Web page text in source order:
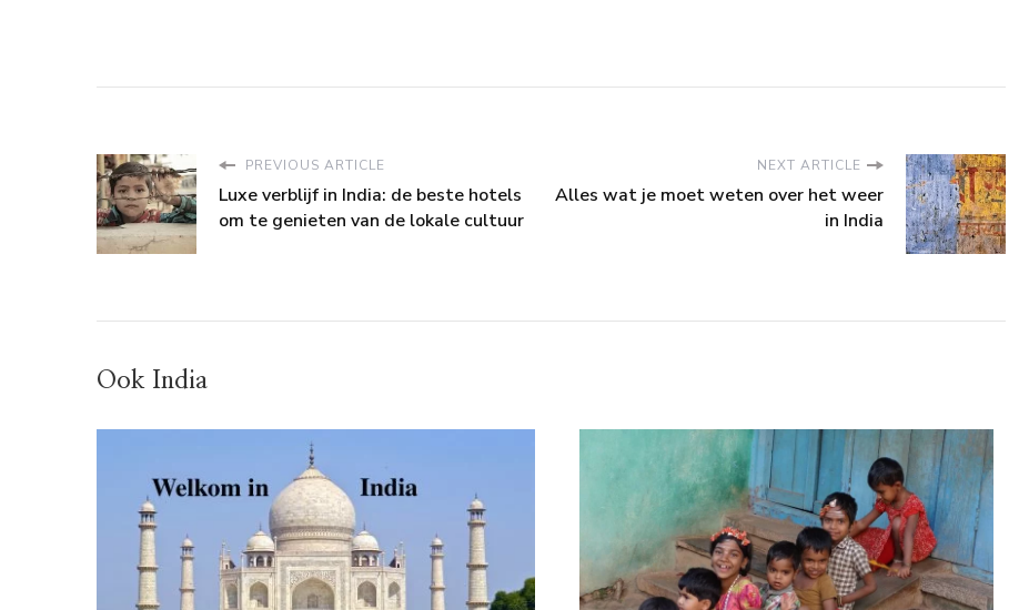
PREVIOUS ARTICLE
Luxe verblijf in India: de beste hotels
om te genieten van de lokale cultuur
NEXT ARTICLE
Alles wat je moet weten over het weer
in India
Ook India